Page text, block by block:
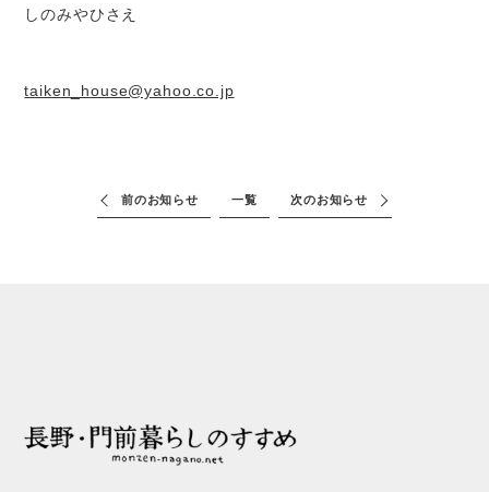
しのみやひさえ
taiken_house@yahoo.co.jp
前のお知らせ 一覧 次のお知らせ